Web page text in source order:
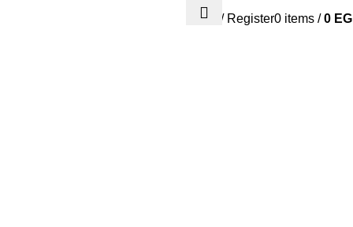
Login / Register0 items / 0